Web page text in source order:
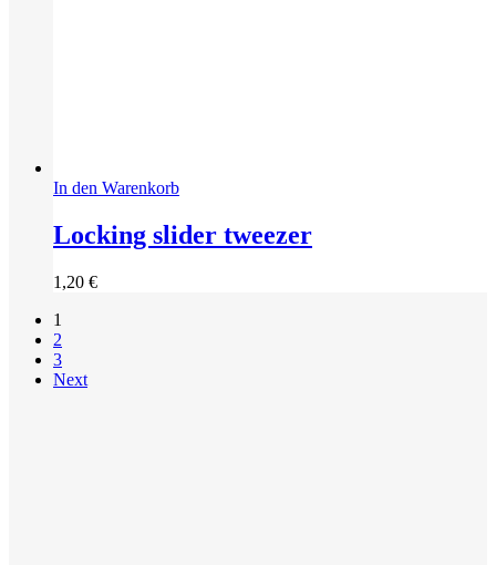
In den Warenkorb
Locking slider tweezer
1,20 €
1
2
3
Next